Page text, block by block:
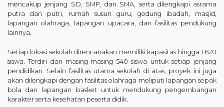
mencakup jenjang SD, SMP, dan SMA, serta dilengkapi asrama
putra dan putri, rumah susun guru, gedung ibadah, masjid,
lapangan olahraga, lapangan upacara, dan fasilitas pendukung
lainnya.
Setiap lokasi sekolah direncanakan memiliki kapasitas hingga 1.620
siswa. Terdiri dari masing-masing 540 siswa untuk setiap jenjang
pendidikan. Selain fasilitas utama sekolah di atas, proyek ini juga
akan dilengkapi dengan fasilitas olahraga meliputi lapangan sepak
bola dan lapangan basket untuk mendukung pengembangan
karakter serta kesehatan peserta didik.